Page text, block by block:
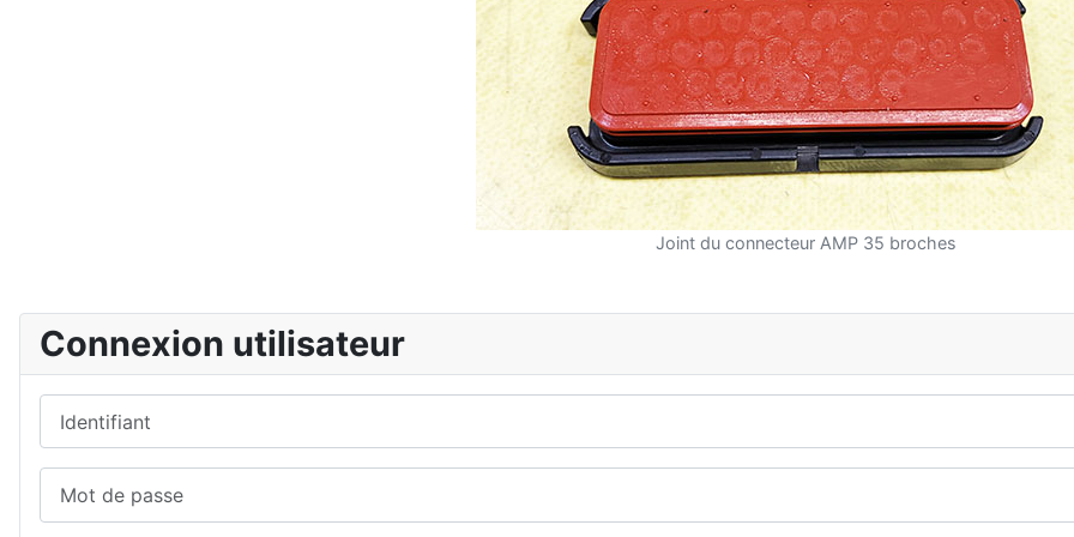
Connexion utilisateur
Joint du connecteur AMP 35 broches